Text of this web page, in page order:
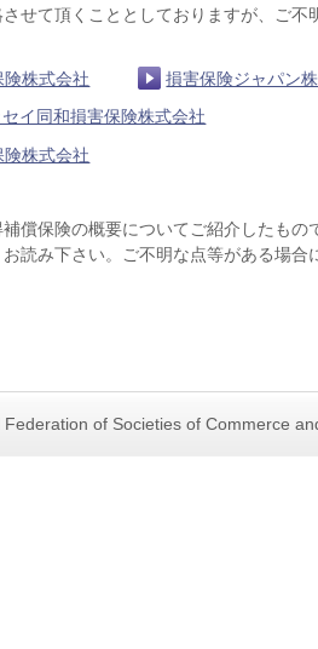
せて頂くこととしておりますが、ご
株式会社
損害保険ジャパン
イ同和損害保険株式会社
株式会社
償保険の概要についてご紹介したも
お読み下さい。ご不明な点等がある場
of Societies of Commerce